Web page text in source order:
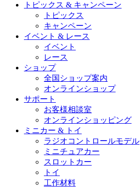
トピックス & キャンペーン
トピックス
キャンペーン
イベント & レース
イベント
レース
ショップ
全国ショップ案内
オンラインショップ
サポート
お客様相談室
オンラインショッピング
ミニカー & トイ
ラジオコントロールモデル
ミニチュアカー
スロットカー
トイ
工作材料